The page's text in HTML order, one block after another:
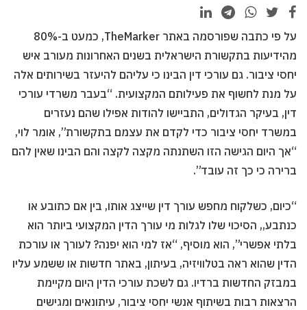
על פי כתבה שפורסמה באתר TheMarker, כמעט ב-80%
מהידיעות בתקשורת הישראלית בשנים האחרונות מעורב איש
יחסי ציבור. גם עורכי דין הבינו כי עליהם להיעזר בשירותים אלה
על מנת לחשוף את פעילותם המקצועית. “בעבר משרדי עורכי
דין, בעיקר הגדולים, התביישו להודות אפילו שהם נעזרים
במשרד יחסי ציבור כדי לקדם את עצמם בתקשורת”, אומר לוי,
“אך היום הגישה הזו השתנתה מקצה לקצה והם הבינו שאין להם
ברירה כי כך זה עובד”.
“כיום, כשלקוח מחפש עורך דין שייצג אותו, בין אם כתובע או
כנתבע,, הסיכוי שלו לגלות מי עורך הדין המקצועי ביותר הוא
בלתי אפשרי”, הוא מוסיף, “אז למי הוא יפנה? לעורך או עורכת
הדין שהוא ראה בטלוויזיה, בעיתון, באתר חדשות או ששמע עליו
במבזק החדשות ברדיו. גם לשכת עורכי הדין היום מקיימת
הרצאות רבות בשיתוף אנשי יחסי ציבור, עיתונאים ומגישים